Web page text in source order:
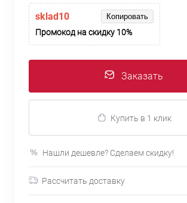
sklad10 Копировать
Промокод на скидку 10%
Заказать
Купить в 1 клик
Нашли дешевле? Сделаем скидку!
Рассчитать доставку